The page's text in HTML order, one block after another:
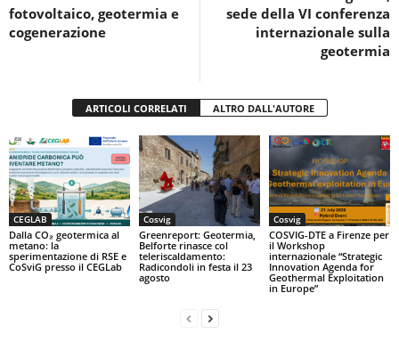
k
fotovoltaico, geotermia e
cogenerazione
sede della VI conferenza
internazionale sulla
geotermia
ARTICOLI CORRELATI ALTRO DALL'AUTORE
CEGLAB
Dalla CO₂ geotermica al
metano: la
sperimentazione di RSE e
CoSviG presso il CEGLab
Cosvig
Greenreport: Geotermia,
Belforte rinasce col
teleriscaldamento:
Radicondoli in festa il 23
agosto
Cosvig
COSVIG-DTE a Firenze per
il Workshop
internazionale “Strategic
Innovation Agenda for
Geothermal Exploitation
in Europe”